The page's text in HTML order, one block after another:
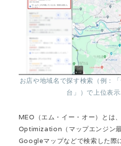
お店や地域名で探す検索（例：
台」）で上位表
MEO（エム・イー・オー）とは
Optimization（マップエンジン最
Googleマップなどで検索した際